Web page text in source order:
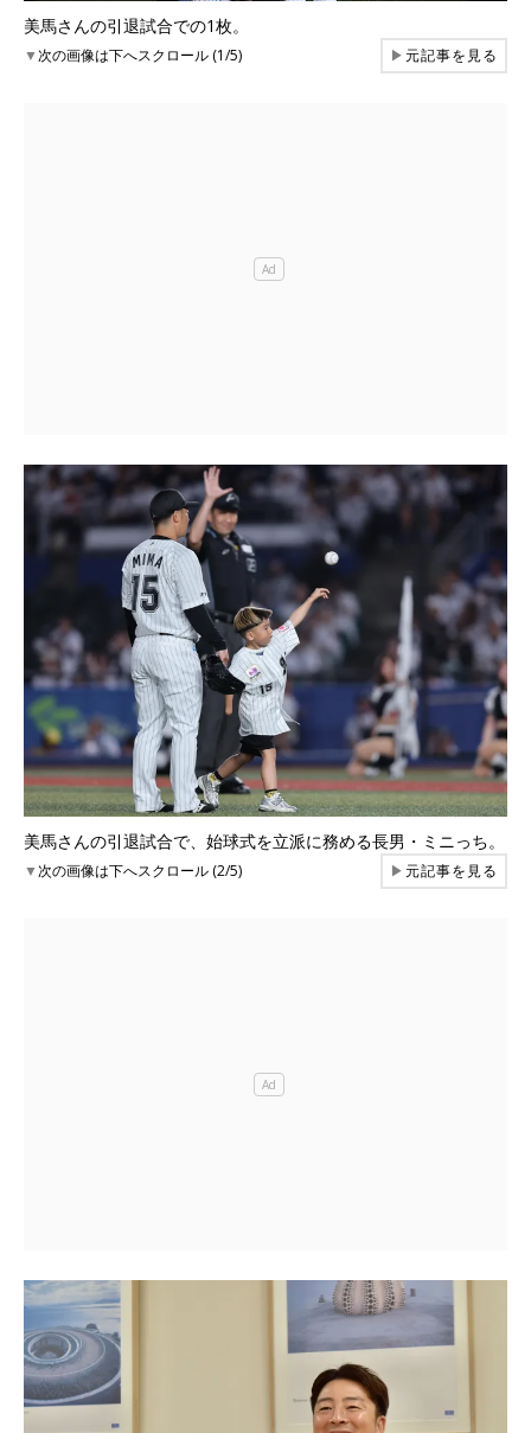
美馬さんの引退試合での1枚。
▼次の画像は下へスクロール (1/5) ▶元記事を見る
美馬さんの引退試合で、始球式を立派に務める長男・ミニっち。
▼次の画像は下へスクロール (2/5) ▶元記事を見る